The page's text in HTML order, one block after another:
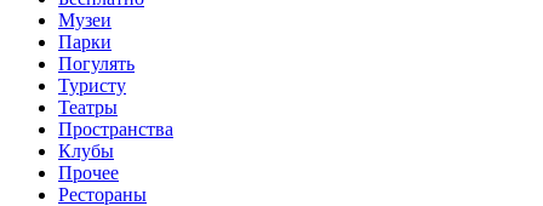
Музеи
Парки
Погулять
Туристу
Театры
Пространства
Клубы
Прочее
Рестораны